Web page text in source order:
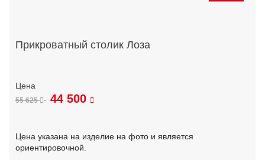
Прикроватный столик Лоза
55 625 44 500
Цена указана на изделие на фото и является
ориентировочной.